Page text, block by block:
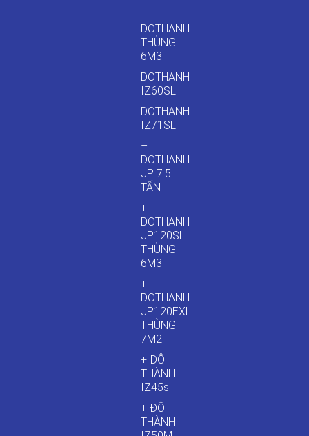
–
DOTHANH
THÙNG
6M3
DOTHANH
IZ60SL
DOTHANH
IZ71SL
–
DOTHANH
JP 7.5
TẤN
+
DOTHANH
JP120SL
THÙNG
6M3
+
DOTHANH
JP120EXL
THÙNG
7M2
+ ĐÔ
THÀNH
IZ45s
+ ĐÔ
THÀNH